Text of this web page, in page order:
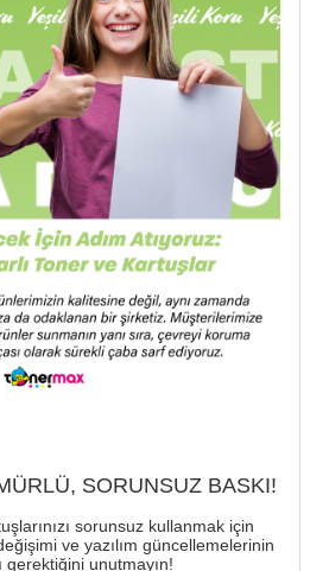
SORUNSUZ BASKI!
sorunsuz kullanmak için
ve yazılım güncellemelerinin
gerektiğini unutmayın!